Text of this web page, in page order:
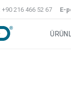
+90 216 466 52 67 E-